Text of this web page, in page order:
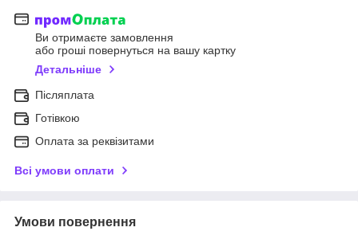
Ви отримаєте замовлення
або гроші повернуться на вашу картку
Детальніше
Післяплата
Готівкою
Оплата за реквізитами
Всі умови оплати
Умови повернення